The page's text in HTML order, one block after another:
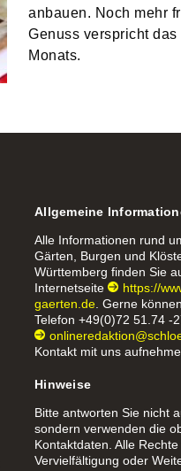
anbauen. Noch mehr
Genuss verspricht
Monats.
Allgemeine
Alle Informationen rund
Gärten, Burgen und
Württemberg finden Sie
Internetseite
https://
gaerten.de . Gerne
Telefon +49(0)72 51.74 -
Kontakt mit uns
Hinweise
Bitte antworten Sie nicht
sondern verwenden die
Kontaktdaten. Alle
Vervielfältigung oder